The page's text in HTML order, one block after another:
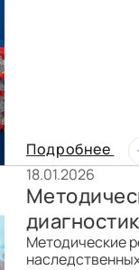
Подробнее
18.01.2026
Методические